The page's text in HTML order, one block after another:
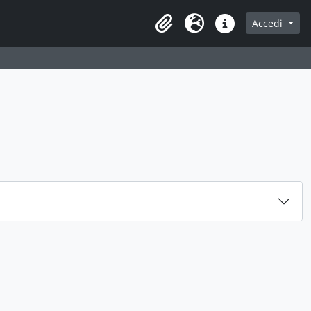
Area di lavoro
Lingua Collegamenti veloci
Accedi